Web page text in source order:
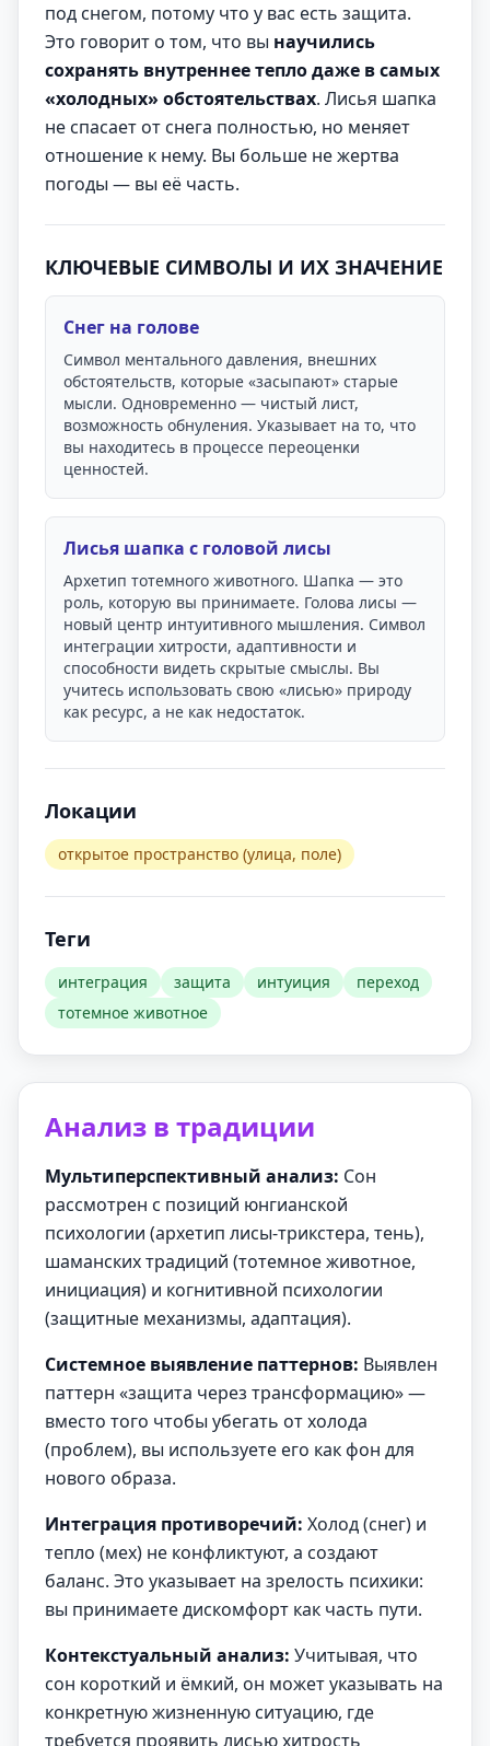
под снегом, потому что у вас есть защита.
Это говорит о том, что вы научились
сохранять внутреннее тепло даже в самых
«холодных» обстоятельствах. Лисья шапка
не спасает от снега полностью, но меняет
отношение к нему. Вы больше не жертва
погоды — вы её часть.
КЛЮЧЕВЫЕ СИМВОЛЫ И ИХ ЗНАЧЕНИЕ
Снег на голове
Символ ментального давления, внешних
обстоятельств, которые «засыпают» старые
мысли. Одновременно — чистый лист,
возможность обнуления. Указывает на то, что
вы находитесь в процессе переоценки
ценностей.
Лисья шапка с головой лисы
Архетип тотемного животного. Шапка — это
роль, которую вы принимаете. Голова лисы —
новый центр интуитивного мышления. Символ
интеграции хитрости, адаптивности и
способности видеть скрытые смыслы. Вы
учитесь использовать свою «лисью» природу
как ресурс, а не как недостаток.
Локации
открытое пространство (улица, поле)
Теги
интеграция защита интуиция
переход
тотемное животное
Анализ в традиции
Мультиперспективный анализ: Сон
рассмотрен с позиций юнгианской
психологии (архетип лисы-трикстера, тень),
шаманских традиций (тотемное животное,
инициация) и когнитивной психологии
(защитные механизмы, адаптация).
Системное выявление паттернов: Выявлен
паттерн «защита через трансформацию» —
вместо того чтобы убегать от холода
(проблем), вы используете его как фон для
нового образа.
Интеграция противоречий: Холод (снег) и
тепло (мех) не конфликтуют, а создают
баланс. Это указывает на зрелость психики:
вы принимаете дискомфорт как часть пути.
Контекстуальный анализ: Учитывая, что
сон короткий и ёмкий, он может указывать на
конкретную жизненную ситуацию, где
требуется проявить лисью хитрость